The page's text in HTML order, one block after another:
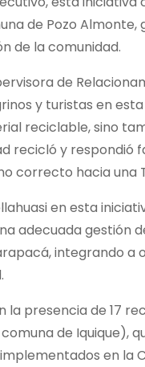
de Pozo
de la comunidad.
de
y turistas en
reciclable, sino
recicló y respondió
correcto hacia una
en esta
adecuada gestión
integrando a
presencia de 17
de Iquique),
en la